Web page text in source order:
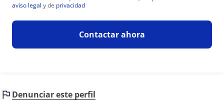
aviso legal y de privacidad
Contactar ahora
Denunciar este perfil